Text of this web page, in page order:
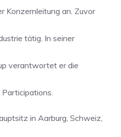
Konzernleitung an. Zuvor
tätig. In seiner
verantwortet er die
in Aarburg, Schweiz,